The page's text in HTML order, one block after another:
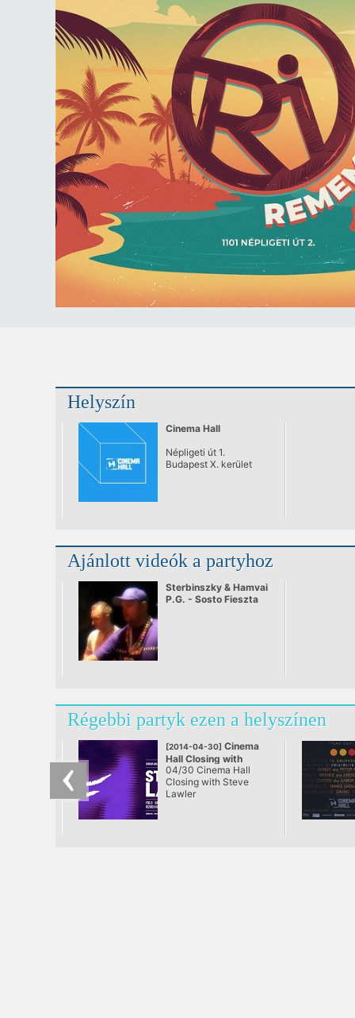
Helyszín
Cinema Hall
Népligeti út 1.
Budapest X. kerület
Ajánlott videók a partyhoz
Sterbinszky & Hamvai
P.G. - Sosto Fieszta
Régebbi partyk ezen a helyszínen
[2014-04-30] Cinema
Hall Closing with
Steve Lawler
@ Cinema Hall,
Budapest
04/30 Cinema Hall
Closing with Steve
Lawler